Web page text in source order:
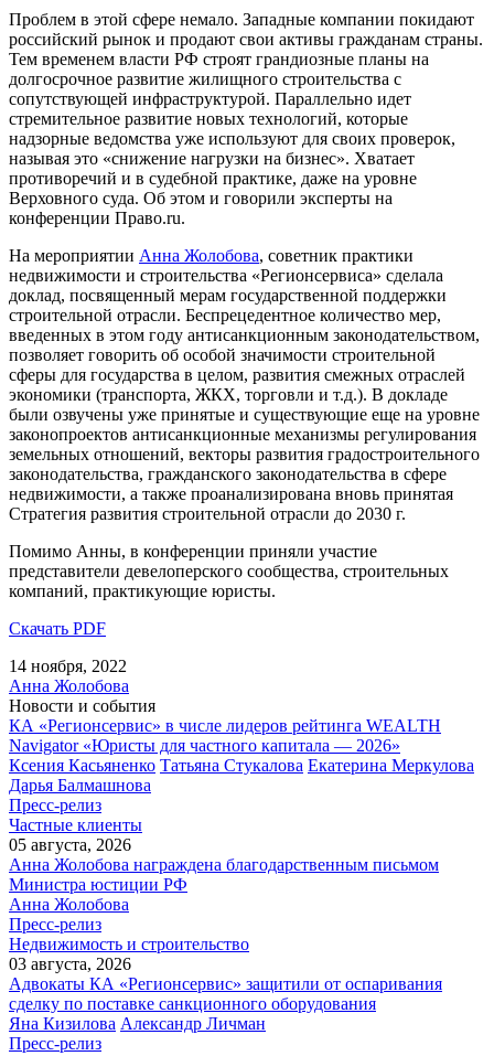
Проблем в этой сфере немало. Западные компании покидают
российский рынок и продают свои активы гражданам страны.
Тем временем власти РФ строят грандиозные планы на
долгосрочное развитие жилищного строительства с
сопутствующей инфраструктурой. Параллельно идет
стремительное развитие новых технологий, которые
надзорные ведомства уже используют для своих проверок,
называя это «снижение нагрузки на бизнес». Хватает
противоречий и в судебной практике, даже на уровне
Верховного суда. Об этом и говорили эксперты на
конференции Право.ru.
На мероприятии Анна Жолобова, советник практики
недвижимости и строительства «Регионсервиса» сделала
доклад, посвященный мерам государственной поддержки
строительной отрасли. Беспрецедентное количество мер,
введенных в этом году антисанкционным законодательством,
позволяет говорить об особой значимости строительной
сферы для государства в целом, развития смежных отраслей
экономики (транспорта, ЖКХ, торговли и т.д.). В докладе
были озвучены уже принятые и существующие еще на уровне
законопроектов антисанкционные механизмы регулирования
земельных отношений, векторы развития градостроительного
законодательства, гражданского законодательства в сфере
недвижимости, а также проанализирована вновь принятая
Стратегия развития строительной отрасли до 2030 г.
Помимо Анны, в конференции приняли участие
представители девелоперского сообщества, строительных
компаний, практикующие юристы.
Скачать PDF
14 ноября, 2022
Анна Жолобова
Новости и события
КА «Регионсервис» в числе лидеров рейтинга WEALTH
Navigator «Юристы для частного капитала — 2026»
Ксения Касьяненко Татьяна Стукалова Екатерина Меркулова
Дарья Балмашнова
Пресс-релиз
Частные клиенты
05 августа, 2026
Анна Жолобова награждена благодарственным письмом
Министра юстиции РФ
Анна Жолобова
Пресс-релиз
Недвижимость и строительство
03 августа, 2026
Адвокаты КА «Регионсервис» защитили от оспаривания
сделку по поставке санкционного оборудования
Яна Кизилова Александр Личман
Пресс-релиз